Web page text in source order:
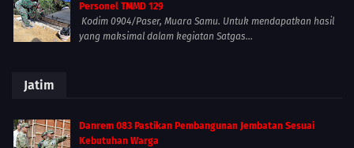
Personel TMMD 129
Kodim 0904/Paser, Muara Samu. Untuk mendapatkan hasil
yang maksimal dalam kegiatan Satgas...
Jatim
Danrem 083 Pastikan Pembangunan Jembatan Sesuai
Kebutuhan Warga